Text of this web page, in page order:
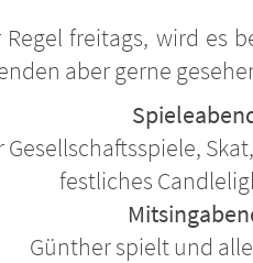
freitags, wird es
aber gerne
Gesellschaftsspiele,
festliches
Günther spielt und